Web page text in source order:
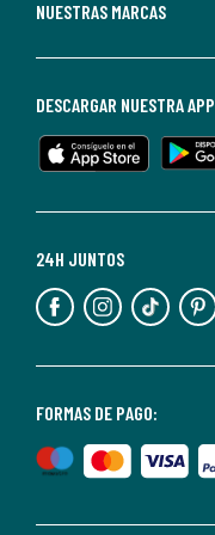
NUESTRAS MARCAS
FORMAS DE PAGO:
24H JUNTOS
DESCARGAR NUESTRA APP